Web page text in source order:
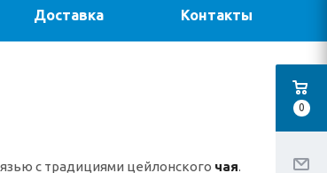
Доставка Контакты
с традициями цейлонского чая.
0